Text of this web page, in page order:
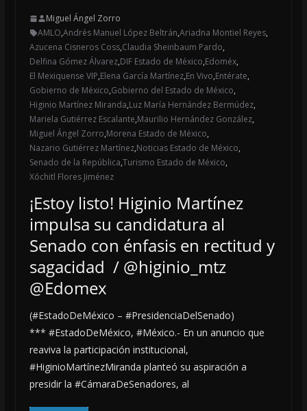
Miguel Ángel Zorro
AMLO,Andrés Manuel López Beltrán,Ariadna Montiel Reyes,
Azucena Cisneros Coss,Claudia Sheinbaum Pardo,
Delfina Gómez Álvarez,DIF Estado de México,Edoméx,
El Mexiquense VIP,Elena García Martínez,En Vivo,Entérate,
Gobierno de México,Gobierno del Estado de México,
Higinio Martínez Miranda,Luz María Hernández Bermúdez,
Mariela Gutiérrez Escalante,Maurilio Hernández González,
Miguel Ángel Zorro,Morena Estado de México,
Nazario Gutiérrez Martínez,Noticias Estado de México,
Senado de la República,Turismo Estado de México,
Xóchitl Flores Jiménez
¡Estoy listo! Higinio Martínez
impulsa su candidatura al
Senado con énfasis en rectitud y
sagacidad / @higinio_mtz
@Edomex
(#EstadoDeMéxico – #PresidenciaDelSenado)
*** #EstadoDeMéxico, #México.- En un anuncio que
reaviva la participación institucional,
#HiginioMartínezMiranda planteó su aspiración a
presidir la #CámaraDeSenadores, al